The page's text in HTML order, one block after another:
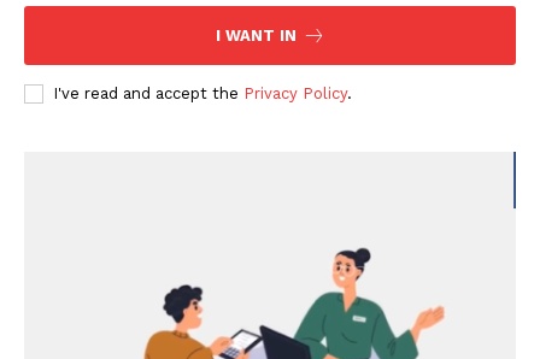
I WANT IN
I've read and accept the Privacy Policy.